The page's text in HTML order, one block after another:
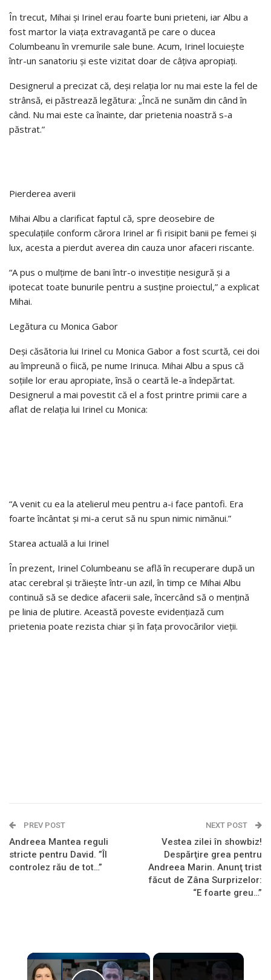
În trecut, Mihai și Irinel erau foarte buni prieteni, iar Albu a
fost martor la viața extravagantă pe care o ducea
Columbeanu în vremurile sale bune. Acum, Irinel locuiește
într-un sanatoriu și este vizitat doar de câțiva apropiați.
Designerul a precizat că, deși relația lor nu mai este la fel de
strânsă, ei păstrează legătura: „Încă ne sunăm din când în
când. Nu mai este ca înainte, dar prietenia noastră s-a
păstrat.”
Pierderea averii
Mihai Albu a clarificat faptul că, spre deosebire de
speculațiile conform cărora Irinel ar fi risipit banii pe femei și
lux, acesta a pierdut averea din cauza unor afaceri riscante.
“A pus o mulțime de bani într-o investiție nesigură și a
ipotecat toate bunurile pentru a susține proiectul,” a explicat
Mihai.
Legătura cu Monica Gabor
Deși căsătoria lui Irinel cu Monica Gabor a fost scurtă, cei doi
au împreună o fiică, pe nume Irinuca. Mihai Albu a spus că
soțiile lor erau apropiate, însă o ceartă le-a îndepărtat.
Designerul a mai povestit că el a fost printre primii care a
aflat de relația lui Irinel cu Monica:
“A venit cu ea la atelierul meu pentru a-i face pantofi. Era
foarte încântat și mi-a cerut să nu spun nimic nimănui.”
Starea actuală a lui Irinel
În prezent, Irinel Columbeanu se află în recuperare după un
atac cerebral și trăiește într-un azil, în timp ce Mihai Albu
continuă să se dedice afacerii sale, încercând să o mențină
pe linia de plutire. Această poveste evidențiază cum
prietenia poate rezista chiar și în fața provocărilor vieții.
PREV POST
Andreea Mantea reguli
stricte pentru David. ”Îl
controlez rău de tot…”
NEXT POST
Vestea zilei în showbiz!
Despărţire grea pentru
Andreea Marin. Anunţ trist
făcut de Zâna Surprizelor:
“E foarte greu…”
×